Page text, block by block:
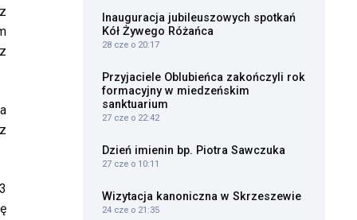
Inauguracja jubileuszowych spotkań
Kół Żywego Różańca
28 cze o 20:17
Przyjaciele Oblubieńca zakończyli rok
formacyjny w miedzeńskim
sanktuarium
27 cze o 22:42
Dzień imienin bp. Piotra Sawczuka
27 cze o 10:11
Wizytacja kanoniczna w Skrzeszewie
24 cze o 21:35